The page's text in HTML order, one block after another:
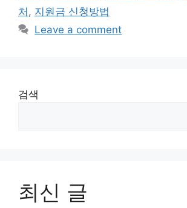
처 , 지원금 신청방법
Leave a comment
검색
최신 글